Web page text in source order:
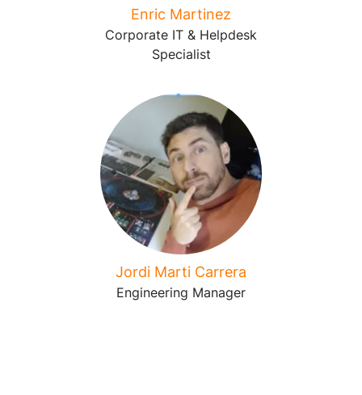
Enric Martinez
Corporate IT & Helpdesk
Specialist
Jordi Marti Carrera
Engineering Manager